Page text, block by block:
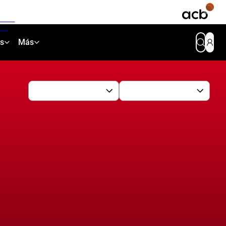
Más